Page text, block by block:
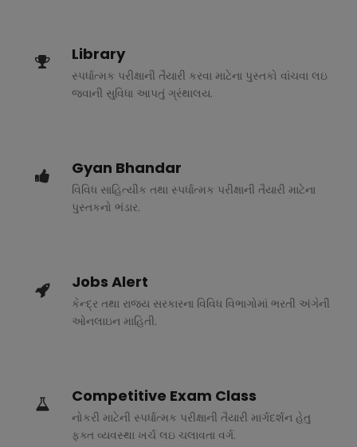
Library
સ્પર્ધાત્મક પરીક્ષાની તૈયારી કરવા માટેના પુસ્તકો વાંચવા લઇ
જવાની સુવિધા આપતું ગ્રંથાલય.
Gyan Bhandar
વિવિધ સાહિત્યીક તથા સ્પર્ધાત્મક પરીક્ષાની તૈયારી માટેના
પુસ્તકનો ભંડાર.
Jobs Alert
કેન્દ્ર તથા રાજ્ય સરકારના વિવિધ વિભાગોમાં ભરતી અંગેની
ઓનલાઇન માહિતી.
Competitive Exam Class
નોકરી માટેની સ્પર્ધાત્મક પરીક્ષાની તૈયારી માર્ગદર્શન હેતુ
ફક્ત વ્યવસ્થા ખર્ચ લઇ ચલાવતા વર્ગ.